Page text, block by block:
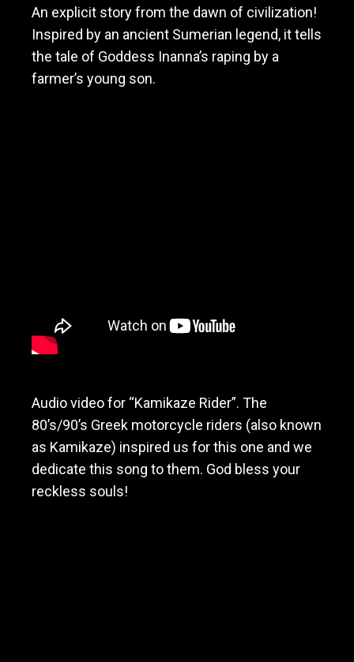
An explicit story from the dawn of civilization!
Inspired by an ancient Sumerian legend, it tells
the tale of Goddess Inanna’s raping by a
farmer’s young son.
Audio video for “Kamikaze Rider”. The
80’s/90’s Greek motorcycle riders (also known
as Kamikaze) inspired us for this one and we
dedicate this song to them. God bless your
reckless souls!